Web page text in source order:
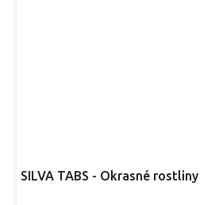
SILVA TABS - Okrasné rostliny